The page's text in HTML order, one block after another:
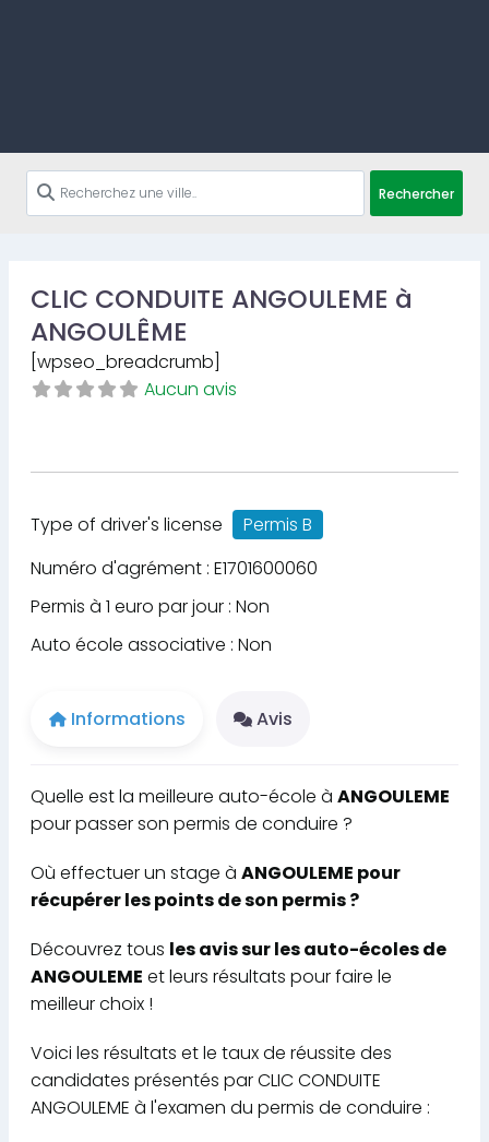
Rechercher
CLIC CONDUITE ANGOULEME à
ANGOULÊME
[wpseo_breadcrumb]
Aucun avis
Type of driver's license
Permis B
Numéro d'agrément : E1701600060
Permis à 1 euro par jour : Non
Auto école associative : Non
Informations Avis
Quelle est la meilleure auto-école à ANGOULEME
pour passer son permis de conduire ?
Où effectuer un stage à ANGOULEME pour
récupérer les points de son permis ?
Découvrez tous les avis sur les auto-écoles de
ANGOULEME et leurs résultats pour faire le
meilleur choix !
Voici les résultats et le taux de réussite des
candidates présentés par CLIC CONDUITE
ANGOULEME à l'examen du permis de conduire :